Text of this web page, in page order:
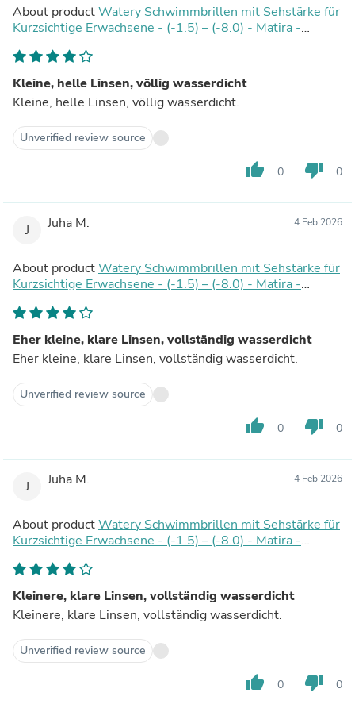
About productWatery Schwimmbrillen mit Sehstärke für
Kurzsichtige Erwachsene - (-1.5) – (-8.0) - Matira -
Kleine, helle Linsen, völlig wasserdicht
Kleine, helle Linsen, völlig wasserdicht.
Unverified review source
thumb_up 0 thumb_down 0
J Juha M. 4 Feb 2026
About productWatery Schwimmbrillen mit Sehstärke für
Kurzsichtige Erwachsene - (-1.5) – (-8.0) - Matira -
Eher kleine, klare Linsen, vollständig wasserdicht
Eher kleine, klare Linsen, vollständig wasserdicht.
Unverified review source
thumb_up 0 thumb_down 0
J Juha M. 4 Feb 2026
About productWatery Schwimmbrillen mit Sehstärke für
Kurzsichtige Erwachsene - (-1.5) – (-8.0) - Matira -
Kleinere, klare Linsen, vollständig wasserdicht
Kleinere, klare Linsen, vollständig wasserdicht.
Unverified review source
thumb_up 0 thumb_down 0